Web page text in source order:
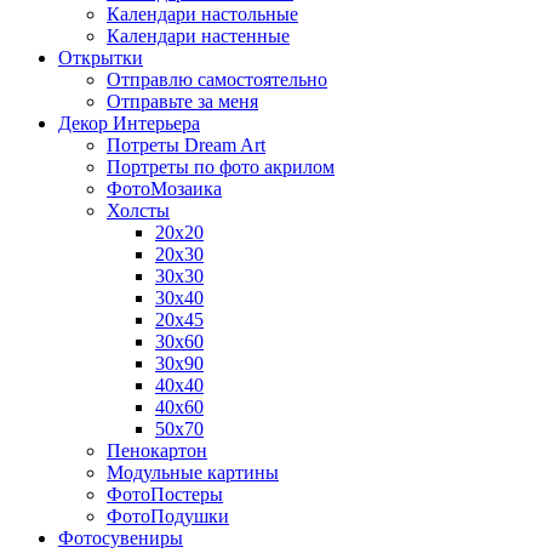
Календари настольные
Календари настенные
Открытки
Отправлю самостоятельно
Отправьте за меня
Декор Интерьера
Потреты Dream Art
Портреты по фото акрилом
ФотоМозаика
Холсты
20х20
20х30
30х30
30х40
20х45
30х60
30х90
40х40
40х60
50х70
Пенокартон
Модульные картины
ФотоПостеры
ФотоПодушки
Фотоcувениры